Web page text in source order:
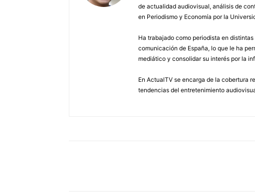
de actualidad audiovisual, análisis de
en Periodismo y Economía por la
Ha trabajado como periodista en
comunicación de España, lo que le ha
mediático y consolidar su interés por la
En ActualTV se encarga de la cobertura
tendencias del entretenimiento